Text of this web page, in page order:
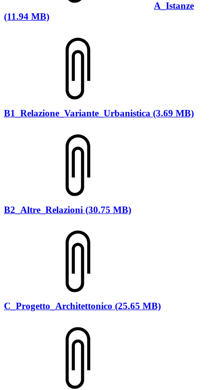
A_Istanze
(11.94 MB)
B1_Relazione_Variante_Urbanistica (3.69 MB)
B2_Altre_Relazioni (30.75 MB)
C_Progetto_Architettonico (25.65 MB)